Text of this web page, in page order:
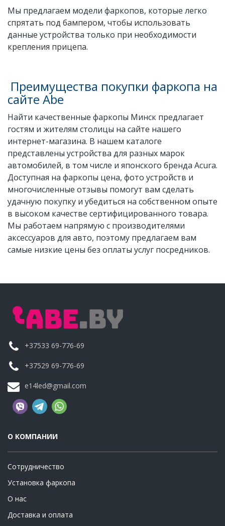
Мы предлагаем модели фаркопов, которые легко
спрятать под бампером, чтобы использовать
данные устройства только при необходимости
крепления прицепа.
Преимущества покупки фаркопа на
сайте Abe
Найти качественные фаркопы Минск предлагает
гостям и жителям столицы на сайте нашего
интернет-магазина. В нашем каталоге
представлены устройства для разных марок
автомобилей, в том числе и японского бренда Acura.
Доступная на фаркопы цена, фото устройств и
многочисленные отзывы помогут вам сделать
удачную покупку и убедиться на собственном опыте
в высоком качестве сертифицированного товара.
Мы работаем напрямую с производителями
аксессуаров для авто, поэтому предлагаем вам
самые низкие цены без оплаты услуг посредников.
+37533 69-776-69
+37529 69-776-69
e14led@gmail.com
О КОМПАНИИ
Сотрудничество
Установка фаркопа
О нас
Доставка и оплата